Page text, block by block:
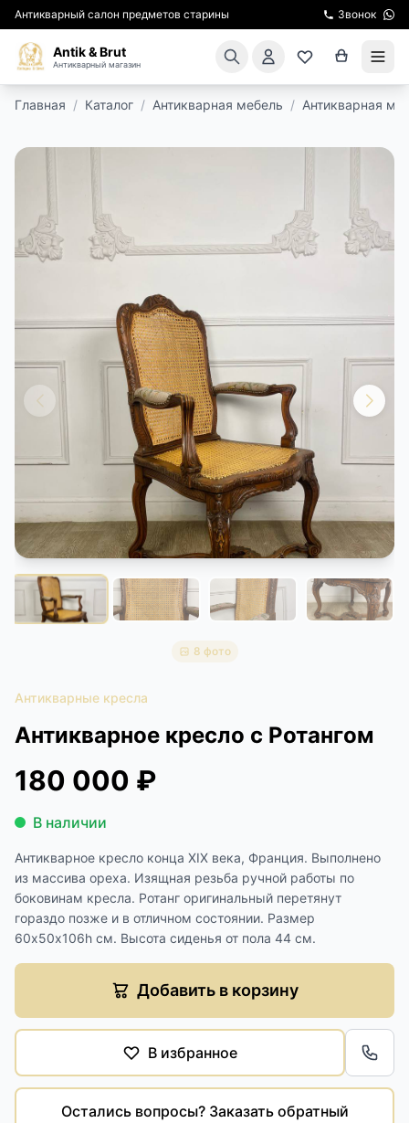
Антикварный салон предметов старины Звонок
Antik & Brut
Антикварный магазин
КИНОСЪЕМКА
РЕСТАВРАЦИЯ
КУРСЫ ПО РЕСТАВРАЦИИ
ДОСТАВКА И ОПЛАТА
Главная / Каталог / Антикварная мебель / Антикварная
8 фото
Антикварные кресла
Антикварное кресло с Ротангом
180 000 ₽
В наличии
Антикварное кресло конца XIX века, Франция. Выполнено
из массива ореха. Изящная резьба ручной работы по
боковинам кресла. Ротанг оригинальный перетянут
гораздо позже и в отличном состоянии. Размер
60х50х106h см. Высота сиденья от пола 44 см.
Добавить в корзину
В избранное
Остались вопросы? Заказать обратный